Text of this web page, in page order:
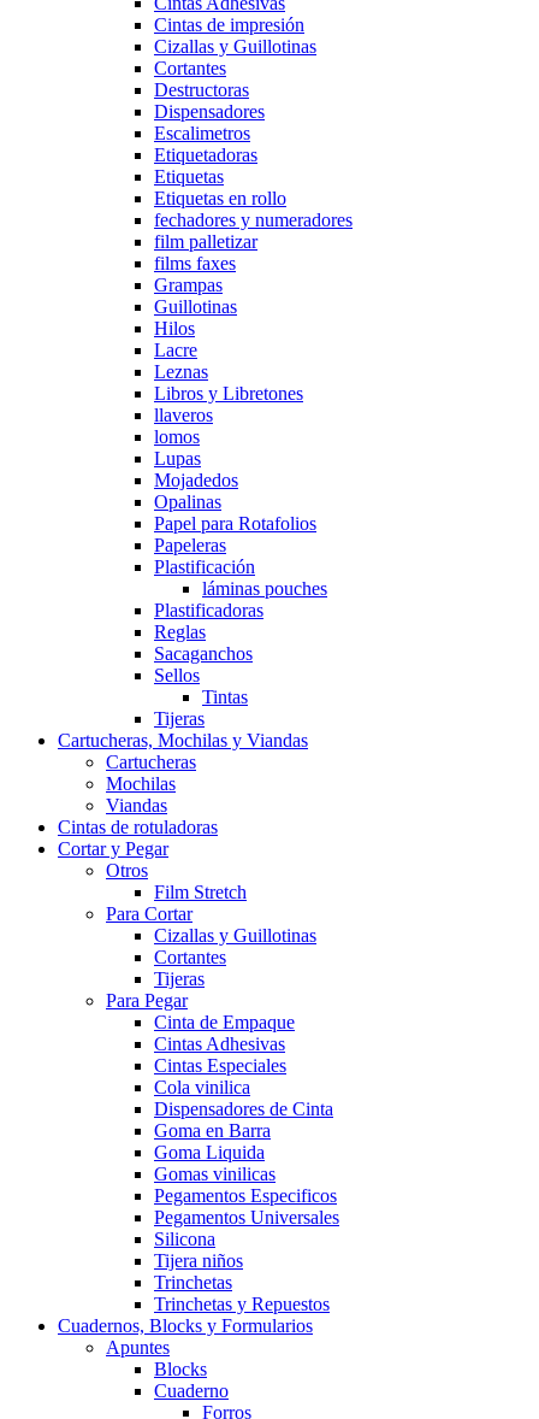
Cintas de impresión
Cizallas y Guillotinas
Cortantes
Destructoras
Dispensadores
Escalimetros
Etiquetadoras
Etiquetas
Etiquetas en rollo
fechadores y numeradores
film palletizar
films faxes
Grampas
Guillotinas
Hilos
Lacre
Leznas
Libros y Libretones
llaveros
lomos
Lupas
Mojadedos
Opalinas
Papel para Rotafolios
Papeleras
Plastificación
láminas pouches
Plastificadoras
Reglas
Sacaganchos
Sellos
Tintas
Tijeras
Cartucheras, Mochilas y Viandas
Cartucheras
Mochilas
Viandas
Cintas de rotuladoras
Cortar y Pegar
Otros
Film Stretch
Para Cortar
Cizallas y Guillotinas
Cortantes
Tijeras
Para Pegar
Cinta de Empaque
Cintas Adhesivas
Cintas Especiales
Cola vinilica
Dispensadores de Cinta
Goma en Barra
Goma Liquida
Gomas vinilicas
Pegamentos Especificos
Pegamentos Universales
Silicona
Tijera niños
Trinchetas
Trinchetas y Repuestos
Cuadernos, Blocks y Formularios
Apuntes
Blocks
Cuaderno
Forros